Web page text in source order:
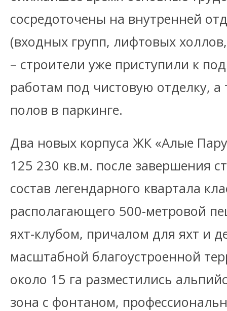
сосредоточены на внутренней
(входных групп, лифтовых
– строители уже приступили к
работам под чистовую отделку, а
полов в паркинге.
Два новых корпуса ЖК «Алые
125 230 кв.м. после завершения
состав легендарного квартала
располагающего 500-метровой
яхт-клубом, причалом для яхт и
масштабной благоустроенной
около 15 га разместились
зона с фонтаном,